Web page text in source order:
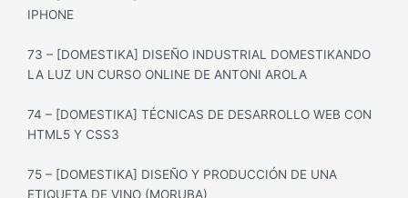
IPHONE
73 – [DOMESTIKA] DISEÑO INDUSTRIAL DOMESTIKANDO
LA LUZ UN CURSO ONLINE DE ANTONI AROLA
74 – [DOMESTIKA] TÉCNICAS DE DESARROLLO WEB CON
HTML5 Y CSS3
75 – [DOMESTIKA] DISEÑO Y PRODUCCIÓN DE UNA
ETIQUETA DE VINO (MORUBA)